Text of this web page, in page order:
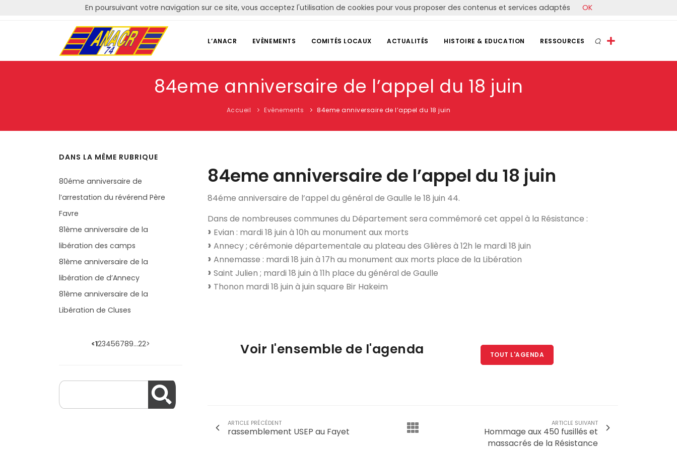
Courriel: contact@anacr74.fr
L’ANACR EVÈNEMENTS COMITÉS LOCAUX ACTUALITÉS HISTOIRE & EDUCATION RESSOURCES
84eme anniversaire de l’appel du 18 juin
Accueil Evènements 84eme anniversaire de l’appel du 18 juin
84eme anniversaire de l’appel du 18 juin
84éme anniversaire de l’appel du général de Gaulle le 18 juin 44.
Dans de nombreuses communes du Département sera commémoré cet appel à la Résistance :
Evian : mardi 18 juin à 10h au monument aux morts
Annecy ; cérémonie départementale au plateau des Glières à 12h le mardi 18 juin
Annemasse : mardi 18 juin à 17h au monument aux morts place de la Libération
Saint Julien ; mardi 18 juin à 11h place du général de Gaulle
Thonon mardi 18 juin à juin square Bir Hakeim
Voir l'ensemble de l'agenda TOUT L'AGENDA
ARTICLE PRÉCÉDENT
rassemblement USEP au Fayet
ARTICLE SUIVANT
Hommage aux 450 fusillés et
massacrés de la Résistance
DANS LA MÊME RUBRIQUE
80éme anniversaire de
l’arrestation du révérend Père
Favre
81ème anniversaire de la
libération des camps
81ème anniversaire de la
libération de d’Annecy
81ème anniversaire de la
Libération de Cluses
<123456789…22>
En poursuivant votre navigation sur ce site, vous acceptez l'utilisation de cookies pour vous proposer des contenus et services adaptés OK